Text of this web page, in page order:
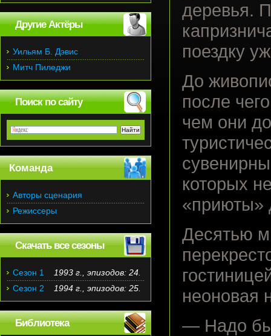
деревья.
поездку
До
после
чем они
которых
«приюты»
Десятью
неоновая
— Надо
Другие Актёры
Уильям Б. Дэвис
Митч Пиледжи
Поиск по сайту
Команда
Авторы сценария
Режиссеры
Скачать все сезоны
Сезон 1
1993 г., эпизодов: 24.
Сезон 2
1994 г., эпизодов: 25.
Библиотека